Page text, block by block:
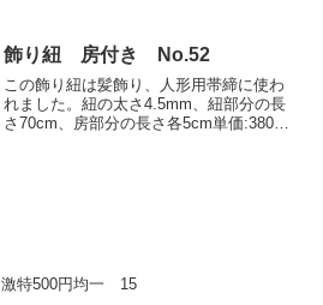
飾り紐 房付き No.52
この飾り紐は髪飾り、人形用帯締に使わ
れました。紐の太さ4.5mm、紐部分の長
さ70cm、房部分の長さ各5cm単価:380円
激特500円均一 15